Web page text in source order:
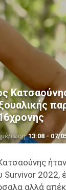
13:08 - 07/
Survivor 2022,
αλλά